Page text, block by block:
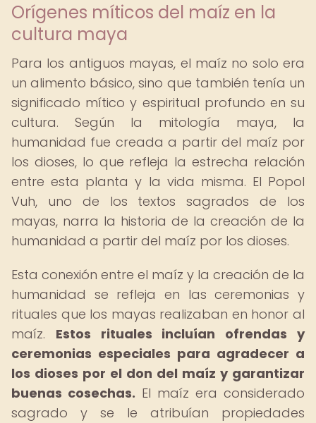
Orígenes míticos del maíz en la
cultura maya
Para los antiguos mayas, el maíz no solo era
un alimento básico, sino que también tenía un
significado mítico y espiritual profundo en su
cultura. Según la mitología maya, la
humanidad fue creada a partir del maíz por
los dioses, lo que refleja la estrecha relación
entre esta planta y la vida misma. El Popol
Vuh, uno de los textos sagrados de los
mayas, narra la historia de la creación de la
humanidad a partir del maíz por los dioses.
Esta conexión entre el maíz y la creación de la
humanidad se refleja en las ceremonias y
rituales que los mayas realizaban en honor al
maíz. Estos rituales incluían ofrendas y
ceremonias especiales para agradecer a
los dioses por el don del maíz y garantizar
buenas cosechas. El maíz era considerado
sagrado y se le atribuían propiedades